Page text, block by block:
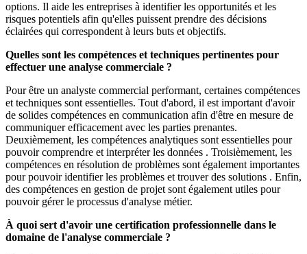
options. Il aide les entreprises à identifier les opportunités et les
risques potentiels afin qu'elles puissent prendre des décisions
éclairées qui correspondent à leurs buts et objectifs.
Quelles sont les compétences et techniques pertinentes pour
effectuer une analyse commerciale ?
Pour être un analyste commercial performant, certaines compétences
et techniques sont essentielles. Tout d'abord, il est important d'avoir
de solides compétences en communication afin d'être en mesure de
communiquer efficacement avec les parties prenantes.
Deuxièmement, les compétences analytiques sont essentielles pour
pouvoir comprendre et interpréter les données . Troisièmement, les
compétences en résolution de problèmes sont également importantes
pour pouvoir identifier les problèmes et trouver des solutions . Enfin,
des compétences en gestion de projet sont également utiles pour
pouvoir gérer le processus d'analyse métier.
À quoi sert d'avoir une certification professionnelle dans le
domaine de l'analyse commerciale ?